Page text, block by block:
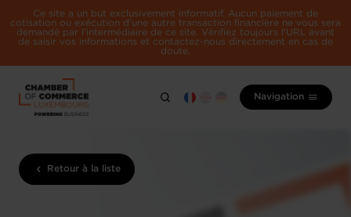
Ce site a un but exclusivement informatif. Aucun paiement de
cotisation ou exécution d'une autre transaction financière ne vous sera
demandé par l'intermédiaire de ce site. Vérifiez toujours l'URL avant
de saisir vos informations et contactez-nous directement en cas de
doute.
Navigation
Retour à la liste